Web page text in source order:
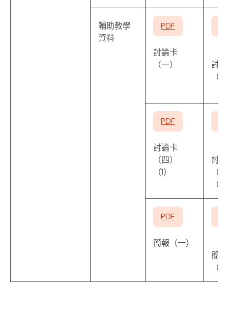
輔助教學
資料
PDF
討論卡
（一）
討
（
PDF
討論卡
（四）
（1）
討
（
（
PDF
簡報（一）
簡報
（